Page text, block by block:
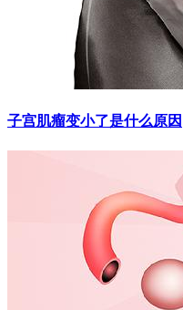
子宫肌瘤变小了是什么原因